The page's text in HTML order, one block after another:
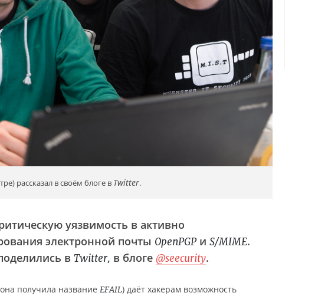
рассказал в своём блоге в Twitter.
уязвимость в активно
электронной почты OpenPGPи S/MIME.
в Twitter, в блоге @seecurity.
получила название EFAIL) даёт хакерам возможность